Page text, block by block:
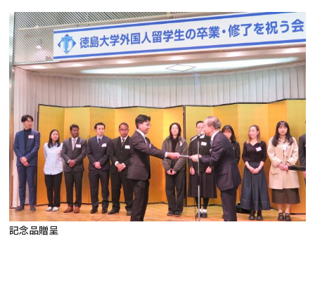
記念品贈呈